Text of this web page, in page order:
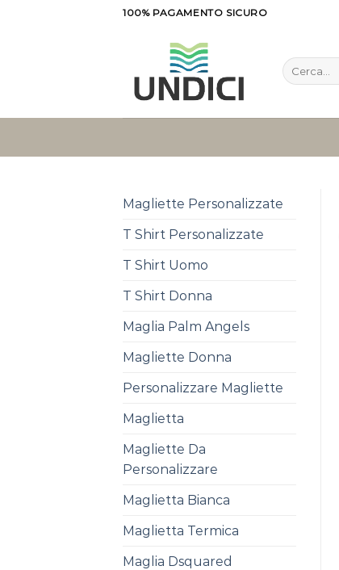
100% PAGAMENTO SICURO
Cerca:
Magliette Personalizzate
T Shirt Personalizzate
T Shirt Uomo
T Shirt Donna
Maglia Palm Angels
Magliette Donna
Personalizzare Magliette
Maglietta
Magliette Da
Personalizzare
Maglietta Bianca
Maglietta Termica
Maglia Dsquared